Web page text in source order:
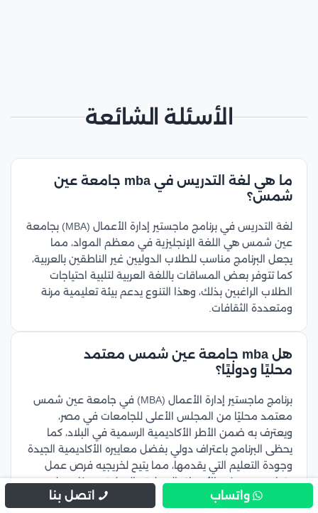
الأسئلة الشائعة
ما هي لغة التدريس في mba جامعة عين
شمس؟
لغة التدريس في برنامج ماجستير إدارة الأعمال (MBA) بجامعة
عين شمس هي اللغة الإنجليزية في معظم المواد، مما
يجعل البرنامج مناسب للطلاب الدوليين غير الناطقين بالعربية،
كما تتوفر بعض المساقات باللغة العربية لتلبية احتياجات
الطلاب الراغبين بذلك، وهذا التنوع يدعم بيئة تعليمية مرنة
ومتعددة الثقافات.
هل mba جامعة عين شمس معتمد
محليًا ودوليًا؟
برنامج ماجستير إدارة الأعمال (MBA) في جامعة عين شمس
معتمد محليًا من المجلس الأعلى للجامعات في مصر،
ويعترف به ضمن الأطر الأكاديمية الرسمية في البلاد، كما
يحظى البرنامج باعتراف دولي بفضل معاييره الأكاديمية الجيدة
وجودة التعليم التي يقدمها، مما يتيح لخريجيه فرص عمل
وتطور مهني في الأسواق المحلية والدولية، وهذا يجعل
شهادة MBA من جامعة عين شمس خيار موثوق ومرموق
واتساب اتصل بنا